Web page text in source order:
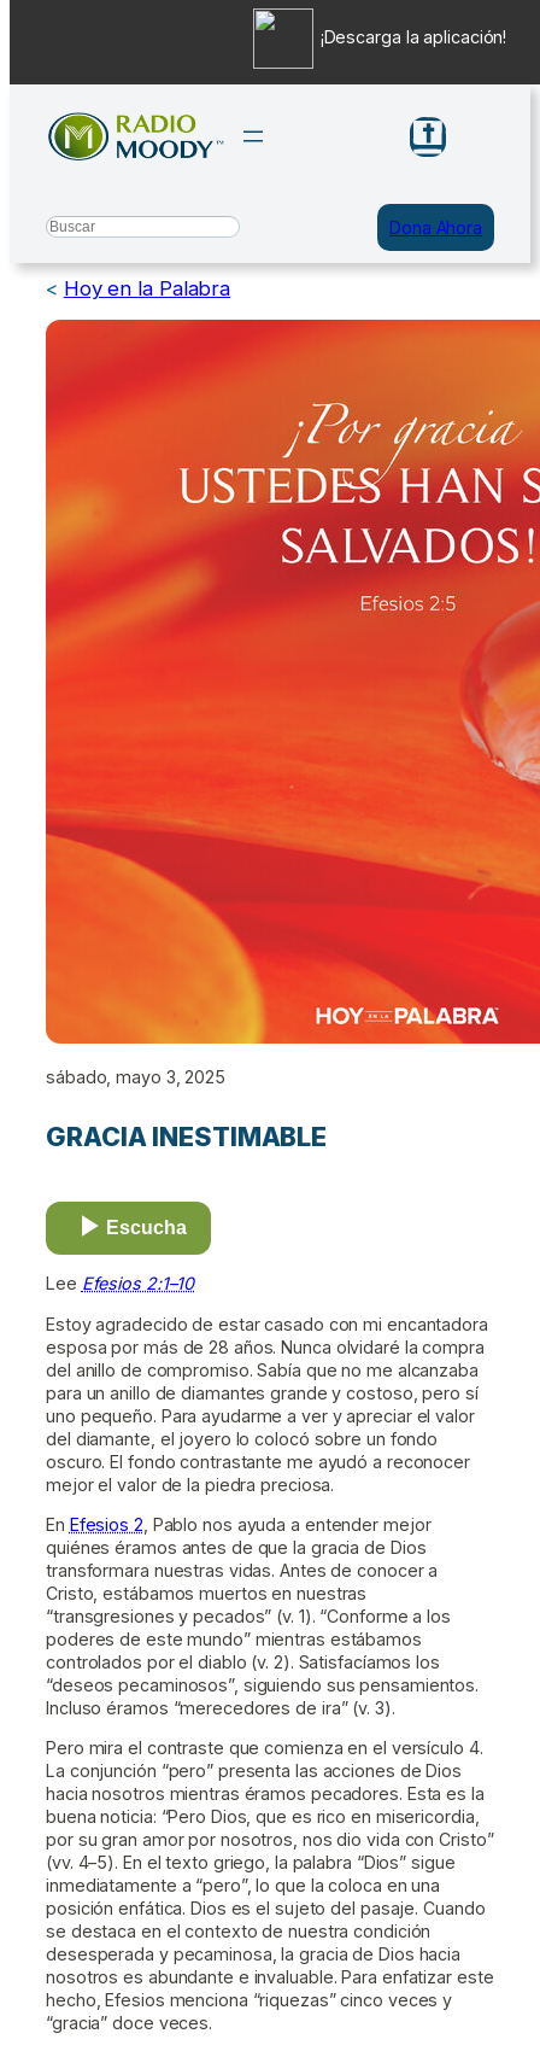
contenido
Search Dona Ahora
< Hoy en la Palabra
sábado, mayo 3, 2025
GRACIA INESTIMABLE
Escucha
Lee Efesios 2:1–10
Estoy agradecido de estar casado con mi encantadora
esposa por más de 28 años. Nunca olvidaré la compra
del anillo de compromiso. Sabía que no me alcanzaba
para un anillo de diamantes grande y costoso, pero sí
uno pequeño. Para ayudarme a ver y apreciar el valor
del diamante, el joyero lo colocó sobre un fondo
oscuro. El fondo contrastante me ayudó a reconocer
mejor el valor de la piedra preciosa.
En Efesios 2 , Pablo nos ayuda a entender mejor
quiénes éramos antes de que la gracia de Dios
transformara nuestras vidas. Antes de conocer a
Cristo, estábamos muertos en nuestras
“transgresiones y pecados” (v. 1). “Conforme a los
poderes de este mundo” mientras estábamos
controlados por el diablo (v. 2). Satisfacíamos los
“deseos pecaminosos”, siguiendo sus pensamientos.
Incluso éramos “merecedores de ira” (v. 3).
Pero mira el contraste que comienza en el versículo 4.
La conjunción “pero” presenta las acciones de Dios
hacia nosotros mientras éramos pecadores. Esta es la
buena noticia: “Pero Dios, que es rico en misericordia,
por su gran amor por nosotros, nos dio vida con Cristo”
(vv. 4–5). En el texto griego, la palabra “Dios” sigue
inmediatamente a “pero”, lo que la coloca en una
posición enfática. Dios es el sujeto del pasaje. Cuando
se destaca en el contexto de nuestra condición
desesperada y pecaminosa, la gracia de Dios hacia
nosotros es abundante e invaluable. Para enfatizar este
hecho, Efesios menciona “riquezas” cinco veces y
“gracia” doce veces.
¡Descarga la aplicación!